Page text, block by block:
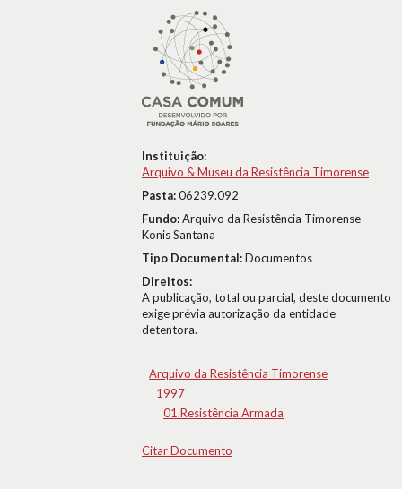
Instituição:
Arquivo & Museu da Resistência Timorense
Pasta:06239.092
Fundo:Arquivo da Resistência Timorense -
Konis Santana
Tipo Documental:Documentos
Direitos:
A publicação, total ou parcial, deste documento
exige prévia autorização da entidade
detentora.
Arquivo da Resistência Timorense
1997
01.Resistência Armada
Citar Documento